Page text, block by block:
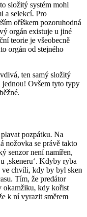
složitý systém mohl
a selekcí. Pro
oříškem pozoruhodná
orgán existuje u jiné
teorie je všeobecně
orgán od stejného
ten samý složitý
jednou! Ovšem tyto typy
pozpátku. Na
nožovka se právě takto
senzor není namířen,
‚skeneru‘. Kdyby ryba
chvíli, kdy by byl sken
Tím, že predátor
okamžiku, kdy kořist
k ní vyrazit směrem